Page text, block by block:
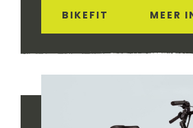
BIKEFIT MEER